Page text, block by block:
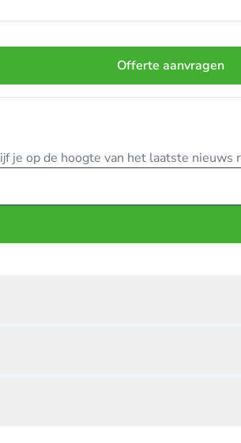
Offerte aanvragen
je op de hoogte van het laatste